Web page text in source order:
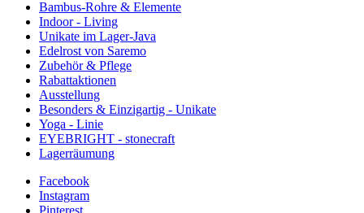
Bambus-Rohre & Elemente
Indoor - Living
Unikate im Lager-Java
Edelrost von Saremo
Zubehör & Pflege
Rabattaktionen
Ausstellung
Besonders & Einzigartig - Unikate
Yoga - Linie
EYEBRIGHT - stonecraft
Lagerräumung
Facebook
Instagram
Pinterest